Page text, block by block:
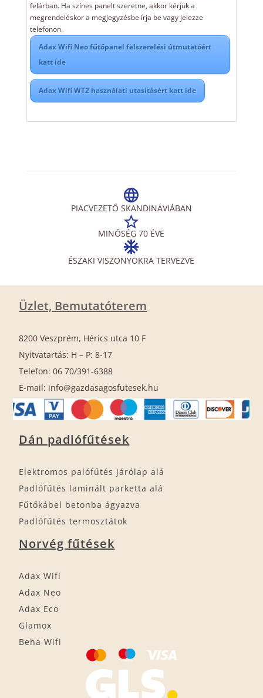
felárban. Ha színes panelt szeretne, akkor kérjük a
megrendeléskor a megjegyzésbe írja be vagy jelezze
telefonon.
Adax Wifi Neo fűtőpanel felszerelési útmutatóért
katt ide
Adax Wifi WT2 használati utasításért katt ide
PIACVEZETŐ SKANDINÁVIÁBAN
MINŐSÉG 70 ÉVE
ÉSZAKI VISZONYOKRA TERVEZVE
Üzlet, Bemutatóterem
8200 Veszprém, Hérics utca 10 F
Nyitvatartás: H – P: 8-17
Telefon: 06 70/391-6388
E-mail: info@gazdasagosfutesek.hu
Dán padlófűtések
Elektromos palófűtés járólap alá
Padlófűtés laminált parketta alá
Fűtőkábel betonba ágyazva
Padlófűtés termosztátok
Norvég fűtések
Adax Wifi
Adax Neo
Adax Eco
Glamox
Beha Wifi